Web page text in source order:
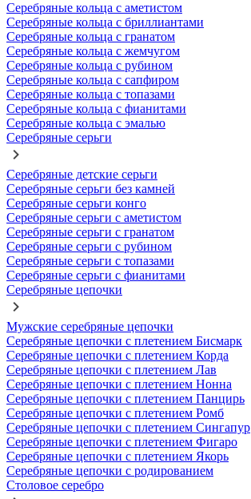
Серебряные кольца с аметистом
Серебряные кольца с бриллиантами
Серебряные кольца с гранатом
Серебряные кольца с жемчугом
Серебряные кольца с рубином
Серебряные кольца с сапфиром
Серебряные кольца с топазами
Серебряные кольца с фианитами
Серебряные кольца с эмалью
Серебряные серьги
Серебряные детские серьги
Серебряные серьги без камней
Серебряные серьги конго
Серебряные серьги с аметистом
Серебряные серьги с гранатом
Серебряные серьги с рубином
Серебряные серьги с топазами
Серебряные серьги с фианитами
Серебряные цепочки
Мужские серебряные цепочки
Серебряные цепочки с плетением Бисмарк
Серебряные цепочки с плетением Корда
Серебряные цепочки с плетением Лав
Серебряные цепочки с плетением Нонна
Серебряные цепочки с плетением Панцирь
Серебряные цепочки с плетением Ромб
Серебряные цепочки с плетением Сингапур
Серебряные цепочки с плетением Фигаро
Серебряные цепочки с плетением Якорь
Серебряные цепочки с родированием
Столовое серебро